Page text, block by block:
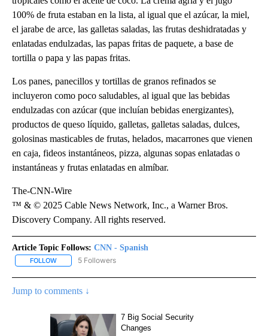
100% de fruta estaban en la lista, al igual que el azúcar, la miel,
el jarabe de arce, las galletas saladas, las frutas deshidratadas y
enlatadas endulzadas, las papas fritas de paquete, a base de
tortilla o papa y las papas fritas.
Los panes, panecillos y tortillas de granos refinados se
incluyeron como poco saludables, al igual que las bebidas
endulzadas con azúcar (que incluían bebidas energizantes),
productos de queso líquido, galletas, galletas saladas, dulces,
golosinas masticables de frutas, helados, macarrones que vienen
en caja, fideos instantáneos, pizza, algunas sopas enlatadas o
instantáneas y frutas enlatadas en almíbar.
The-CNN-Wire
™ & © 2025 Cable News Network, Inc., a Warner Bros.
Discovery Company. All rights reserved.
Article Topic Follows: CNN - Spanish
FOLLOW FOLLOW "CNN - SPANISH" TO RECEIVE NOTIFICATIONS ABOUT
5 Followers
Jump to comments ↓